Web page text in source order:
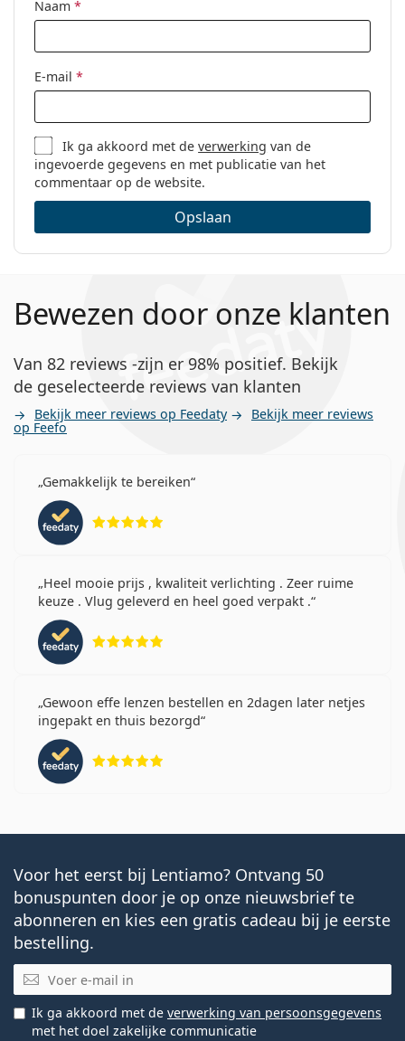
Naam *
E-mail *
Ik ga akkoord met deverwerking van de
ingevoerde gegevens en met publicatie van het
commentaar op de website.
Opslaan
Bewezen door onze klanten
Van 82 reviews -zijn er 98% positief. Bekijk
de geselecteerde reviews van klanten
Bekijk meer reviews op Feedaty Bekijk meer reviews
op Feefo
Gemakkelijk te bereiken
Heel mooie prijs , kwaliteit verlichting . Zeer ruime
keuze . Vlug geleverd en heel goed verpakt .
Gewoon effe lenzen bestellen en 2dagen later netjes
ingepakt en thuis bezorgd
Voor het eerst bij Lentiamo? Ontvang 50
bonuspunten door je op onze nieuwsbrief te
abonneren en kies een gratis cadeau bij je eerste
bestelling.
E-mail
Ik ga akkoord met de verwerking van persoonsgegevens
met het doel zakelijke communicatie